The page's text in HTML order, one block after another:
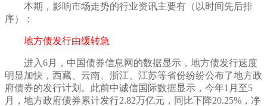
本期，影响市场走势的行业资讯主要有（以时间先后排
序）：
地方债发行由缓转急
进入6月，中国债券信息网的数据显示，地方债发行速度
明显加快，西藏、云南、浙江、江苏等省份纷纷公布了地方政
府债券的发行计划。此前中诚信国际数据显示，今年1月至5
月，地方政府债券累计发行2.82万亿元，同比下降20.25%，净